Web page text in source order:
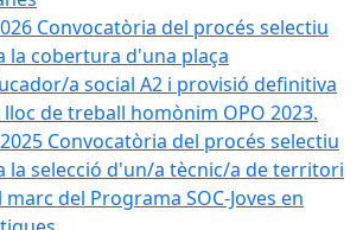
Convocatòria del procés selectiu
la cobertura d'una plaça
a social A2 i provisió definitiva
de treball homònim OPO 2023.
Convocatòria del procés selectiu
la selecció d'un/a tècnic/a de territori
marc del Programa SOC-Joves en